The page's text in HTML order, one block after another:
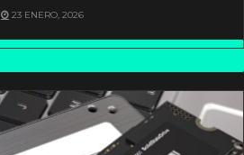
23 ENERO, 2026